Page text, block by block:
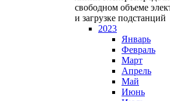
свободном объеме
и загрузке подстанций
2023
Январь
Февраль
Март
Апрель
Май
Июнь